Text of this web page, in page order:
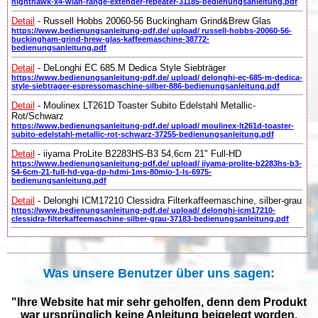
Detail - Russell Hobbs 20060-56 Buckingham Grind&Brew Glas
https://www.bedienungsanleitung-pdf.de/ upload/ russell-hobbs-20060-56-
buckingham-grind-brew-glas-kaffeemaschine-38772-
bedienungsanleitung.pdf
Detail - DeLonghi EC 685.M Dedica Style Siebträger
https://www.bedienungsanleitung-pdf.de/ upload/ delonghi-ec-685-m-dedica-
style-siebtrager-espressomaschine-silber-886-bedienungsanleitung.pdf
Detail - Moulinex LT261D Toaster Subito Edelstahl Metallic-
Rot/Schwarz
https://www.bedienungsanleitung-pdf.de/ upload/ moulinex-lt261d-toaster-
subito-edelstahl-metallic-rot-schwarz-37255-bedienungsanleitung.pdf
Detail - iiyama ProLite B2283HS-B3 54,6cm 21" Full-HD
https://www.bedienungsanleitung-pdf.de/ upload/ iiyama-prolite-b2283hs-b3-
54-6cm-21-full-hd-vga-dp-hdmi-1ms-80mio-1-ls-6975-
bedienungsanleitung.pdf
Detail - Delonghi ICM17210 Clessidra Filterkaffeemaschine, silber-grau
https://www.bedienungsanleitung-pdf.de/ upload/ delonghi-icm17210-
clessidra-filterkaffeemaschine-silber-grau-37183-bedienungsanleitung.pdf
Was unsere Benutzer über uns sagen:
"Ihre Website hat mir sehr geholfen, denn dem Produkt
war ursprünglich keine Anleitung beigelegt worden.